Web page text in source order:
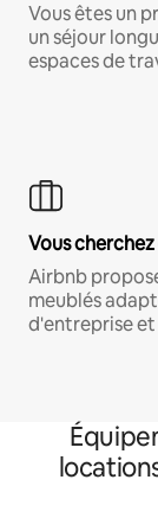
Vous êtes un
un séjour
espaces de
Vous
Airbnb
meublés
d'entreprise